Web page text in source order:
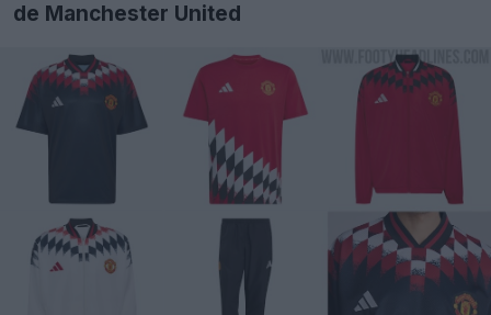
de Manchester United